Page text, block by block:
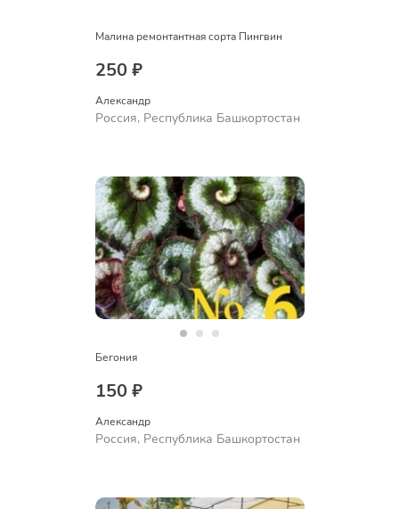
Малина ремонтантная сорта Пингвин
250 ₽
Александр
Россия, Республика Башкортостан
Бегония
150 ₽
Александр
Россия, Республика Башкортостан